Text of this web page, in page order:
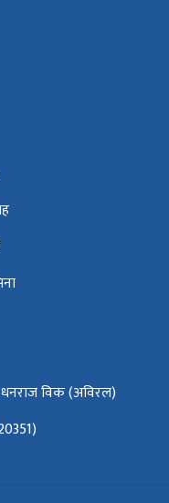
धनराज विक (अविरल)